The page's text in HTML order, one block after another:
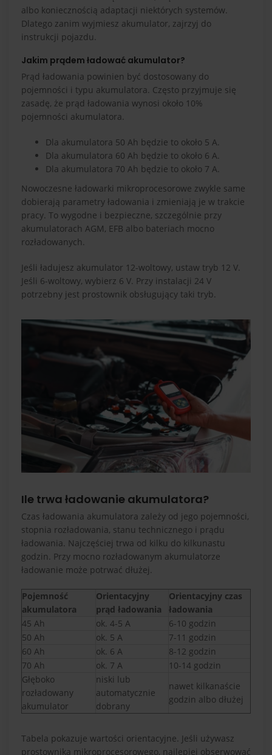
albo koniecznością adaptacji niektórych systemów.
Dlatego zanim wyjmiesz akumulator, zajrzyj do
instrukcji pojazdu.
Jakim prądem ładować akumulator?
Prąd ładowania powinien być dostosowany do
pojemności i typu akumulatora. Często przyjmuje się
zasadę, że prąd ładowania wynosi około 10%
pojemności akumulatora.
Dla akumulatora 50 Ah będzie to około 5 A.
Dla akumulatora 60 Ah będzie to około 6 A.
Dla akumulatora 70 Ah będzie to około 7 A.
Nowoczesne ładowarki mikroprocesorowe zwykle same
dobierają parametry ładowania i zmieniają je w trakcie
pracy. To wygodne i bezpieczne, szczególnie przy
akumulatorach AGM, EFB albo bateriach mocno
rozładowanych.
Jeśli ładujesz akumulator 12-woltowy, ustaw tryb 12 V.
Jeśli 6-woltowy, wybierz 6 V. Przy instalacji 24 V
potrzebny jest prostownik obsługujący taki tryb.
Ile trwa ładowanie akumulatora?
Czas ładowania akumulatora zależy od jego pojemności,
stopnia rozładowania, stanu technicznego i prądu
ładowania. Najczęściej trwa od kilku do kilkunastu
godzin. Przy mocno rozładowanym akumulatorze
ładowanie może potrwać dłużej.
Pojemność
akumulatora
Orientacyjny
prąd ładowania
Orientacyjny czas
ładowania
45 Ah
ok. 4-5 A
6-10 godzin
50 Ah
ok. 5 A
7-11 godzin
60 Ah
ok. 6 A
8-12 godzin
70 Ah
ok. 7 A
10-14 godzin
Głęboko
rozładowany
akumulator
niski lub
automatycznie
dobrany
nawet kilkanaście
godzin albo dłużej
Tabela pokazuje wartości orientacyjne. Jeśli używasz
prostownika mikroprocesorowego, najlepiej obserwować